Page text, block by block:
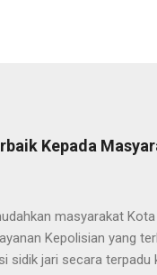
Kepada
masyarakat
Kepolisian yang
sidik jari secara terpadu